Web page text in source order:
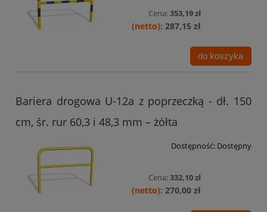
Cena:353,19 zł
287,15 zł
do koszyka
Bariera drogowa U-12a z poprzeczką - dł. 150
cm, śr. rur 60,3 i 48,3 mm – żółta
Dostępność: Dostępny
Cena:332,10 zł
270,00 zł